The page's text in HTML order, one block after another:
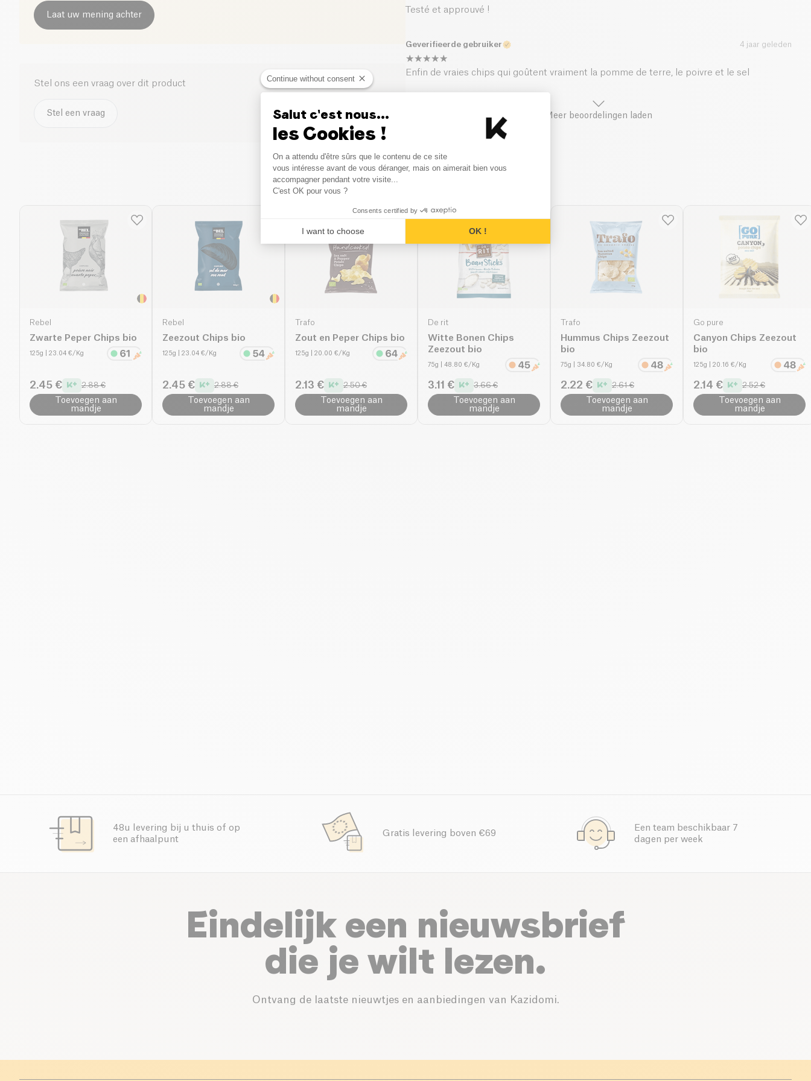
Laat uw mening achter
Stel ons een vraag over dit product
Stel een vraag
Testé et approuvé !
Geverifieerde gebruiker 4 jaar geleden
Enfin de vraies chips qui goûtent vraiment la pomme de terre, le poivre et le sel
Meer beoordelingen laden
Vergelijkbare producten
Rebel
Zwarte Peper Chips bio
125g | 23.04 €/Kg
2.45 € 2.88 €
Toevoegen aan
mandje
Rebel
Zeezout Chips bio
125g | 23.04 €/Kg
2.45 € 2.88 €
Toevoegen aan
mandje
Trafo
Zout en Peper Chips bio
125g | 20.00 €/Kg
2.13 € 2.50 €
Toevoegen aan
mandje
De rit
Witte Bonen Chips
Zeezout bio
75g | 48.80 €/Kg
3.11 € 3.66 €
Toevoegen aan
mandje
Trafo
Hummus Chips Zeezout
bio
75g | 34.80 €/Kg
2.22 € 2.61 €
Toevoegen aan
mandje
Go pure
Canyon Chips Zeezout
bio
125g | 20.16 €/Kg
2.14 € 2.52 €
Toevoegen aan
mandje
48u levering bij u thuis of op
een afhaalpunt
Gratis levering boven €69
Een team beschikbaar 7
dagen per week
Eindelijk een nieuwsbrief
die je wilt lezen.
Ontvang de laatste nieuwtjes en aanbiedingen van Kazidomi.
Continue without consent
Salut c'est nous...
les Cookies !
Consent Management Platform: Personalize Your Options
On a attendu d'être sûrs que le contenu de ce site
vous intéresse avant de vous déranger, mais on aimerait bien vous
accompagner pendant votre visite...
C'est OK pour vous ?
Consents certified by
I want to choose OK !
Axeptio consent